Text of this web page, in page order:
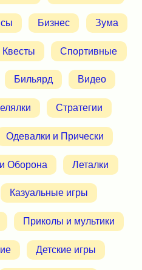
Бизнес Зума
Квесты Спортивные
Бильярд Видео
Стратегии
Одевалки и Прически
Оборона Леталки
Казуальные игры
Приколы и мультики
Детские игры